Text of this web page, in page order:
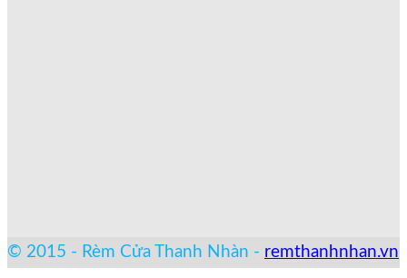
© 2015 - Rèm Cửa Thanh Nhàn - remthanhnhan.vn